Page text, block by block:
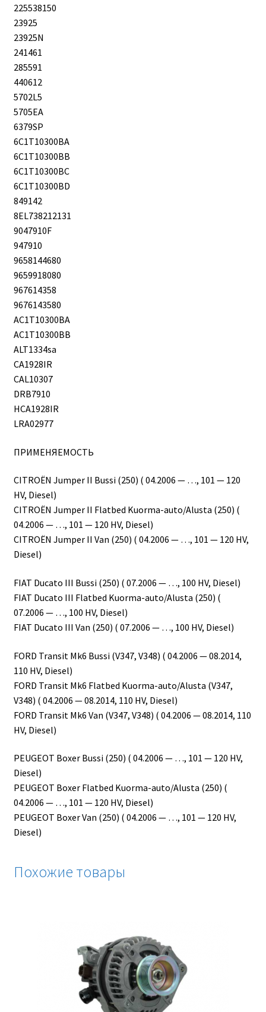
225538150
23925
23925N
241461
285591
440612
5702L5
5705EA
6379SP
6C1T10300BA
6C1T10300BB
6C1T10300BC
6C1T10300BD
849142
8EL738212131
9047910F
947910
9658144680
9659918080
967614358
9676143580
AC1T10300BA
AC1T10300BB
ALT1334sa
CA1928IR
CAL10307
DRB7910
HCA1928IR
LRA02977
ПРИМЕНЯЕМОСТЬ
CITROËN Jumper II Bussi (250) ( 04.2006 — …, 101 — 120
HV, Diesel)
CITROËN Jumper II Flatbed Kuorma-auto/Alusta (250) (
04.2006 — …, 101 — 120 HV, Diesel)
CITROËN Jumper II Van (250) ( 04.2006 — …, 101 — 120 HV,
Diesel)
FIAT Ducato III Bussi (250) ( 07.2006 — …, 100 HV, Diesel)
FIAT Ducato III Flatbed Kuorma-auto/Alusta (250) (
07.2006 — …, 100 HV, Diesel)
FIAT Ducato III Van (250) ( 07.2006 — …, 100 HV, Diesel)
FORD Transit Mk6 Bussi (V347, V348) ( 04.2006 — 08.2014,
110 HV, Diesel)
FORD Transit Mk6 Flatbed Kuorma-auto/Alusta (V347,
V348) ( 04.2006 — 08.2014, 110 HV, Diesel)
FORD Transit Mk6 Van (V347, V348) ( 04.2006 — 08.2014, 110
HV, Diesel)
PEUGEOT Boxer Bussi (250) ( 04.2006 — …, 101 — 120 HV,
Diesel)
PEUGEOT Boxer Flatbed Kuorma-auto/Alusta (250) (
04.2006 — …, 101 — 120 HV, Diesel)
PEUGEOT Boxer Van (250) ( 04.2006 — …, 101 — 120 HV,
Diesel)
Похожие товары